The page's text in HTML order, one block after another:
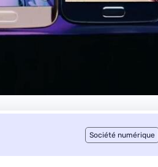
Société numérique